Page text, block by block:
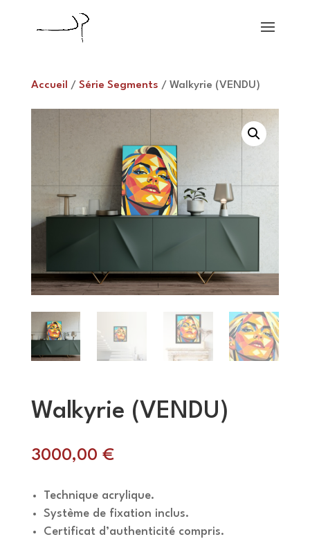
Accueil / Série Segments / Walkyrie (VENDU)
Walkyrie (VENDU)
3000,00 €
Technique acrylique.
Système de fixation inclus.
Certificat d’authenticité compris.